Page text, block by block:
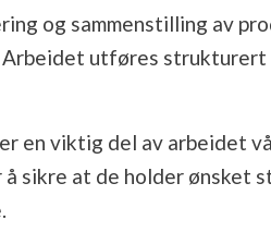
og sammenstilling av
Arbeidet utføres
en viktig del av arbeidet
sikre at de holder ønsket